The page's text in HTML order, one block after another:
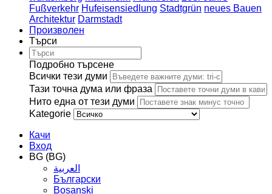
Fußverkehr Hufeisensiedlung Stadtgrün neues Bauen
Architektur Darmstadt
Произволен
Търси
Подробно търсене
Всички тези думи
Тази точна дума или фраза
Нито една от тези думи
Kategorie
Качи
Вход
BG (BG)
العربية
Български
Bosanski